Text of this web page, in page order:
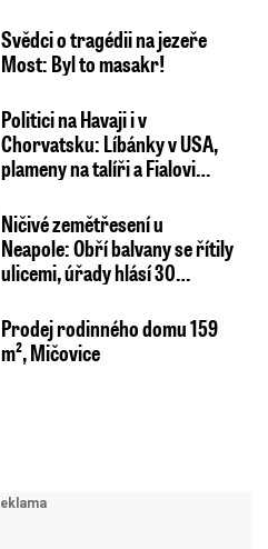
Svědci o tragédii na jezeře
Most: Byl to masakr!
Politici na Havaji i v
Chorvatsku: Líbánky v USA,
plameny na talíři a Fialovi…
Ničivé zemětřesení u
Neapole: Obří balvany se řítily
ulicemi, úřady hlásí 30…
Prodej rodinného domu 159
m², Mičovice